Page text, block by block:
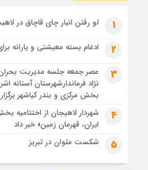
3 هفته قبل
رئوف
تصاویر هوایی مراسم تشییع پیکر
مراسم تشییع پیکر مطهر آقای شهید
تصاویری از تراکم جمعیت حاضر در
اشرف
1 لو رفتن انبار چای قاچاق در
2 ادغام بسته معیشتی و یارانه
3
عصر جمعه جلسه مدیریت
نژاد فرماندارشهرستان آستانه
بخش مرکزی و بندر کیاشهر
4
شهردار لاهیجان از اختتامیه
ایران، قهرمان زمین» خبر داد
5 شکست ملوان در تبریز